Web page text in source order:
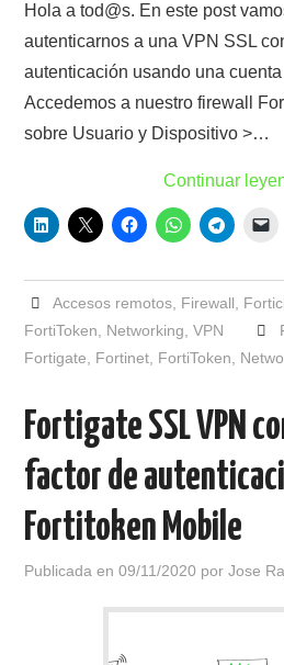
Hola a tod@s. En este post
autenticarnos a una VPN SSL
autenticación usando una
Accedemos a nuestro firewall
sobre Usuario y Dispositivo >…
Continuar
Accesos remotos, Firewall
FortiToken
Networking ,VPN
Fortigate
Fortinet FortiToken
Fortigate SSL VPN
factor de
Fortitoken Mobile
Publicada en09/11/2020 porJose